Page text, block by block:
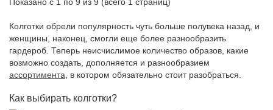
Показано с 1 по 9 из 9 (всего 1 страниц)
Колготки обрели популярность чуть больше полувека назад, и
женщины, наконец, смогли еще более разнообразить
гардероб. Теперь неисчислимое количество образов, какие
возможно создать, дополняется и разнообразием
ассортимента, в котором обязательно стоит разобраться.
Как выбирать колготки?